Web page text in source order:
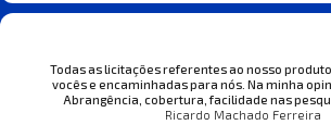
Todas as licitações referentes ao nosso
vocês e encaminhadas para nós. Na minha
Abrangência, cobertura, facilidade nas
Ricardo Machado Ferreira